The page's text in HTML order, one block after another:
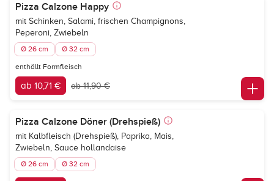
Pizza Calzone Happy
mit Schinken, Salami, frischen Champignons,
Peperoni, Zwiebeln
Ø 26 cm Ø 32 cm
enthällt Formfleisch
ab 10,71 € ab 11,90 €
Pizza Calzone Döner (Drehspieß)
mit Kalbfleisch (Drehspieß), Paprika, Mais,
Zwiebeln, Sauce hollandaise
Ø 26 cm Ø 32 cm